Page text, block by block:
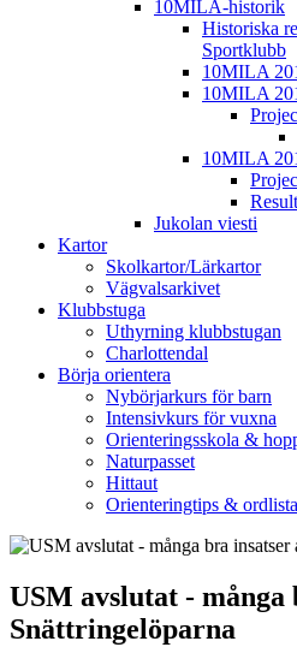
10MILA-historik
Historiska
Sportklubb
10MILA
10MILA
10MILA
Jukolan viesti
Kartor
Skolkartor/Lärkartor
Vägvalsarkivet
Klubbstuga
Uthyrning klubbstugan
Charlottendal
Börja orientera
Nybörjarkurs för barn
Intensivkurs för vuxna
Orienteringsskola &
Naturpasset
Hittaut
Orienteringtips & ordlista
USM avslutat - många
Snättringelöparna